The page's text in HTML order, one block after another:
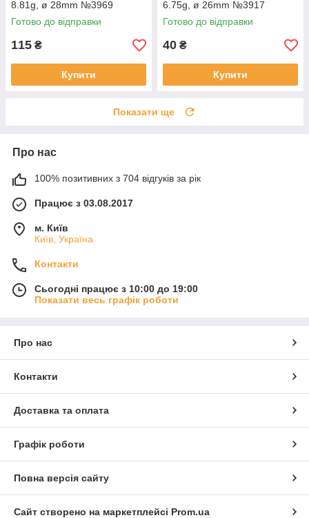
8.81g, ø 28mm №3969
Готово до відправки
115 ₴
Купити
6.75g, ø 26mm №3917
Готово до відправки
40 ₴
Купити
Показати ще
Про нас
100% позитивних з 704 відгуків за рік
Працює з 03.08.2017
м. Київ
Київ, Україна
Контакти
Сьогодні працює з 10:00 до 19:00
Показати весь графік роботи
Про нас
Контакти
Доставка та оплата
Графік роботи
Повна версія сайту
Сайт створено на маркетплейсі Prom.ua